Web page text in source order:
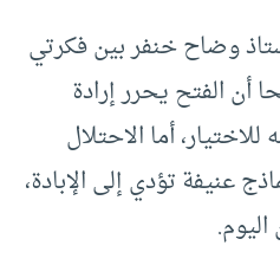
وضاح خنفر بين فكرتي
أن الفتح يحرر إرادة
أما الاحتلال
عنيفة تؤدي إلى الإبادة،